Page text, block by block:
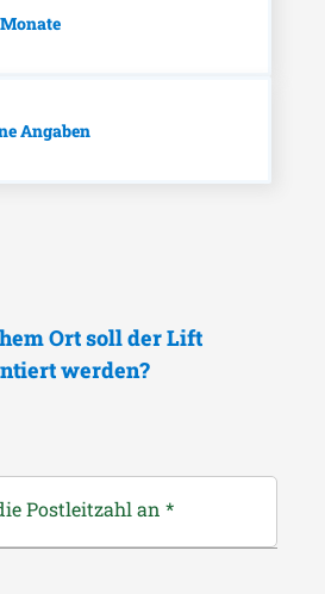
Angaben
Ort soll der Lift
werden?
Postleitzahl an *